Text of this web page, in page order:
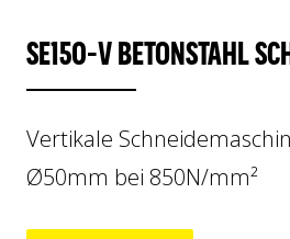
LOGISTIK
SE150-V BETONSTAHL
Vertikale
Ø50mm bei 850N/mm²